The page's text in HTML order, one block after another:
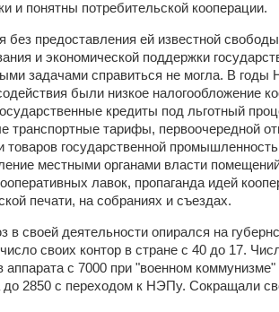
и понятны потребительской кооперации.
без предоставления ей известной свободы
и экономической поддержки
задачами справиться не могла. В
были низкое налогообложение
кредиты под льготный
транспортные тарифы, первоочередной
товаров государственной
местными органами власти
лавок, пропаганда идей
печати, на собраниях и съездах.
в своей деятельности опирался на
своих контор в стране с 40 до 17.
аппарата с 7000 при "военном
до 2850 с переходом к НЭПу. Сокращали